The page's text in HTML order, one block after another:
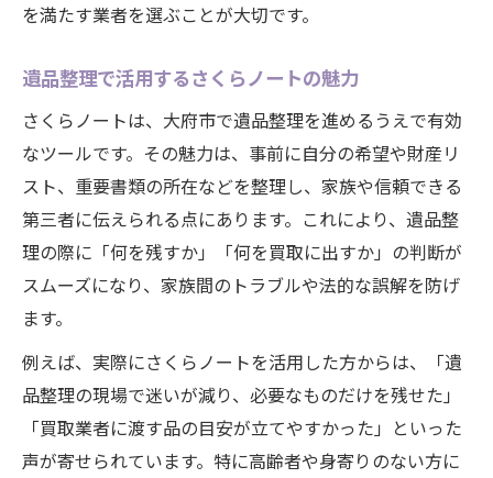
を満たす業者を選ぶことが大切です。
遺品整理で活用するさくらノートの魅力
さくらノートは、大府市で遺品整理を進めるうえで有効
なツールです。その魅力は、事前に自分の希望や財産リ
スト、重要書類の所在などを整理し、家族や信頼できる
第三者に伝えられる点にあります。これにより、遺品整
理の際に「何を残すか」「何を買取に出すか」の判断が
スムーズになり、家族間のトラブルや法的な誤解を防げ
ます。
例えば、実際にさくらノートを活用した方からは、「遺
品整理の現場で迷いが減り、必要なものだけを残せた」
「買取業者に渡す品の目安が立てやすかった」といった
声が寄せられています。特に高齢者や身寄りのない方に